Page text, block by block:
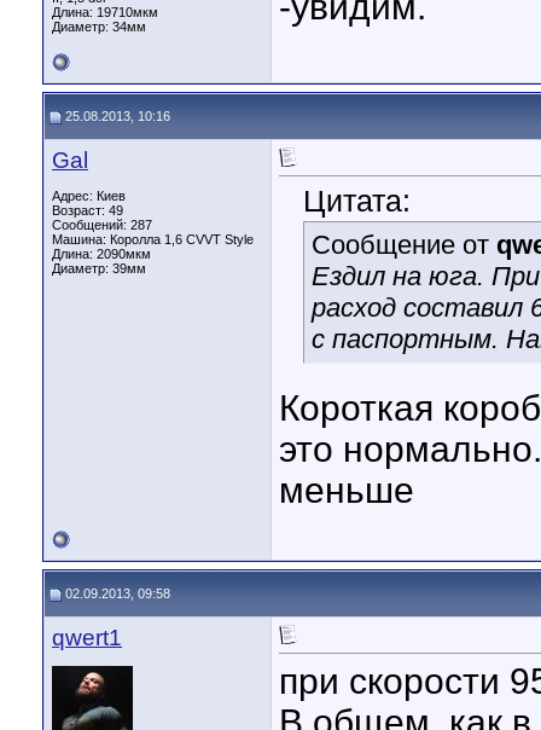
Длина: 19710мкм
Диаметр: 34мм
25.08.2013, 10:16
Gal
Адрес: Киев
Возраст: 49
Сообщений: 287
Машина: Королла 1,6 CVVT Style
Длина: 2090мкм
Диаметр: 39мм
Цитата:
Сообщение от
Ездил на юга.
расход
с паспортным.
Короткая
это
меньше
02.09.2013, 09:58
qwert1
при скорости